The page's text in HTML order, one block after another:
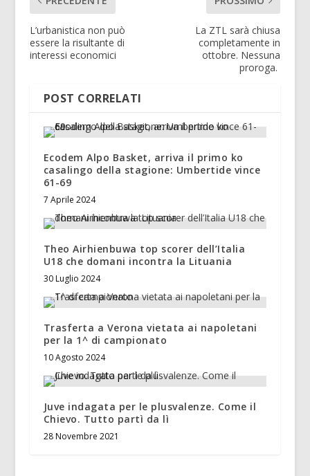
L’urbanistica non può
essere la risultante di
interessi economici
La ZTL sarà chiusa
completamente in
ottobre. Nessuna
proroga.
POST CORRELATI
Ecodem Alpo Basket, arriva il primo ko
casalingo della stagione: Umbertide vince
61-69
7 Aprile 2024
Theo Airhienbuwa top scorer dell’Italia
U18 che domani incontra la Lituania
30 Luglio 2024
Trasferta a Verona vietata ai napoletani
per la 1^ di campionato
10 Agosto 2024
Juve indagata per le plusvalenze. Come il
Chievo. Tutto partì da lì
28 Novembre 2021